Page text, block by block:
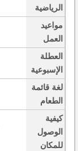
الرياضية
مواعيد
العمل
العطلة
الإسبوعية
لغة قائمة
الطعام
كيفية
الوصول
للمكان